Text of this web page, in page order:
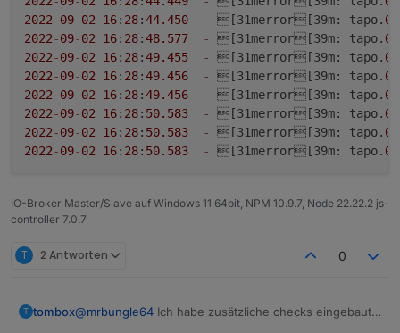
2022-09-02 16: 28:44.450 - [31merror[39m: tapo. 0
2022-09-02 16: 28:48.577 - [31merror[39m: tapo. 0
2022-09-02 16: 28:49.455 - [31merror[39m: tapo. 0
2022-09-02 16: 28:49.456 - [31merror[39m: tapo. 0
2022-09-02 16: 28:49.456 - [31merror[39m: tapo. 0
2022-09-02 16: 28: 50.583 - [31merror[39m: tapo. 0
2022-09-02 16: 28: 50.583 - [31merror[39m: tapo. 0
2022-09-02 16: 28: 50.583 - [31merror[39m: tapo. 0
IO-Broker Master/Slave auf Windows 11 64bit, NPM 10.9.7, Node 22.22.2 js-
controller 7.0.7
T 2 Antworten 0
T tombox@mrbungle64 Ich habe zusätzliche checks eingebaut